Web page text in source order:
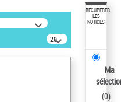
20
résultats/page
RÉCUPÉRER
LES
NOTICES
Ma
(0)